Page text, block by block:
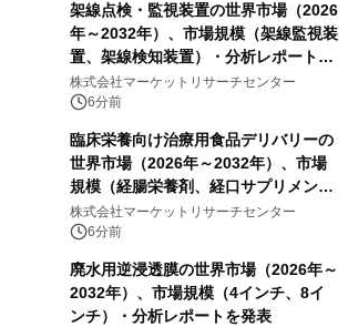
架線点検・監視装置の世界市場（2026
年～2032年）、市場規模（架線監視装
置、架線検知装置）・分析レポートを
発表
株式会社マーケットリサーチセンター
6分前
臨床栄養向け治療用食品デリバリーの
世界市場（2026年～2032年）、市場
規模（経腸栄養剤、経口サプリメン
ト）・分析レポートを発表
株式会社マーケットリサーチセンター
6分前
廃水用逆浸透膜の世界市場（2026年～
2032年）、市場規模（4インチ、8イ
ンチ）・分析レポートを発表